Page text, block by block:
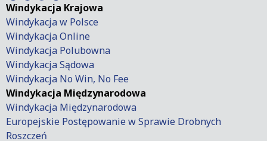
Windykacja Krajowa
Windykacja w Polsce
Windykacja Online
Windykacja Polubowna
Windykacja Sądowa
Windykacja No Win, No Fee
Windykacja Międzynarodowa
Windykacja Międzynarodowa
Europejskie Postępowanie w Sprawie Drobnych
Roszczeń